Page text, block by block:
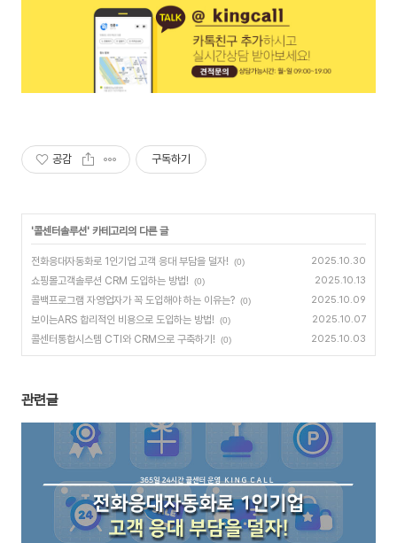
공감 구독하기
'콜센터솔루션' 카테고리의 다른 글
전화응대자동화로 1인기업 고객 응대 부담을 덜자! (0) 2025.10.30
쇼핑몰고객솔루션 CRM 도입하는 방법! (0) 2025.10.13
콜백프로그램 자영업자가 꼭 도입해야 하는 이유는? (0) 2025.10.09
보이는ARS 합리적인 비용으로 도입하는 방법! (0) 2025.10.07
콜센터통합시스템 CTI와 CRM으로 구축하기! (0) 2025.10.03
관련글